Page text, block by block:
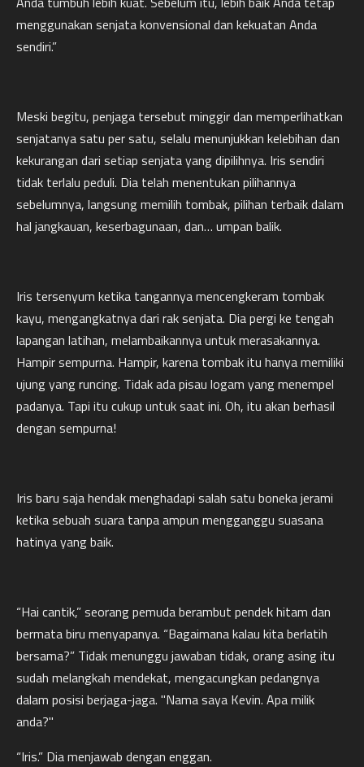
menggunakan senjata konvensional dan kekuatan Anda
sendiri.”
Meski begitu, penjaga tersebut minggir dan memperlihatkan
senjatanya satu per satu, selalu menunjukkan kelebihan dan
kekurangan dari setiap senjata yang dipilihnya. Iris sendiri
tidak terlalu peduli. Dia telah menentukan pilihannya
sebelumnya, langsung memilih tombak, pilihan terbaik dalam
hal jangkauan, keserbagunaan, dan… umpan balik.
Iris tersenyum ketika tangannya mencengkeram tombak
kayu, mengangkatnya dari rak senjata. Dia pergi ke tengah
lapangan latihan, melambaikannya untuk merasakannya.
Hampir sempurna. Hampir, karena tombak itu hanya memiliki
ujung yang runcing. Tidak ada pisau logam yang menempel
padanya. Tapi itu cukup untuk saat ini. Oh, itu akan berhasil
dengan sempurna!
Iris baru saja hendak menghadapi salah satu boneka jerami
ketika sebuah suara tanpa ampun mengganggu suasana
hatinya yang baik.
“Hai cantik,” seorang pemuda berambut pendek hitam dan
bermata biru menyapanya. “Bagaimana kalau kita berlatih
bersama?” Tidak menunggu jawaban tidak, orang asing itu
sudah melangkah mendekat, mengacungkan pedangnya
dalam posisi berjaga-jaga. "Nama saya Kevin. Apa milik
anda?"
“Iris.” Dia menjawab dengan enggan.